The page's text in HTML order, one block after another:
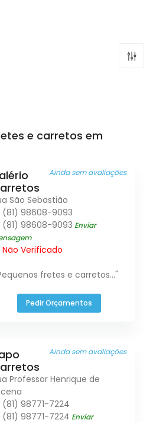
e carretos em
Ainda sem avaliações
São Sebastião
(81) 98608-9093
(81) 98608-9093 Enviar
Não Verificado
fretes e carretos..."
Pedir Orçamentos
Ainda sem avaliações
Professor Henrique de
(81) 98771-7224
(81) 98771-7224 Enviar